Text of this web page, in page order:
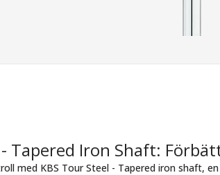
- Tapered Iron Shaft:
med KBS Tour Steel - Tapered iron shaft,